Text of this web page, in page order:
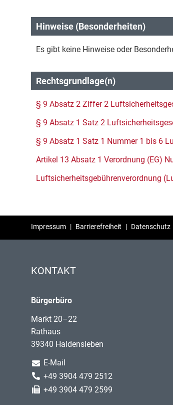
Hinweise (Besonderheiten)
Es gibt keine Hinweise oder
Rechtsgrundlage(n)
§ 9 Absatz 2 Ziffer 2
§ 9 Absatz 1 Satz 2
§ 9 Absatz 1 Satz 1 Nummer 1 bis 6
Artikel 13 Absatz 1 Verordnung (EG)
Luftsicherheitsgebührenverordnung
Impressum | Barrierefreiheit | Datenschutz
KONTAKT
Bürgerbüro
Markt 20–22
Rathaus
39340 Haldensleben
E-Mail
+49 3904 479 2512
+49 3904 479 2599